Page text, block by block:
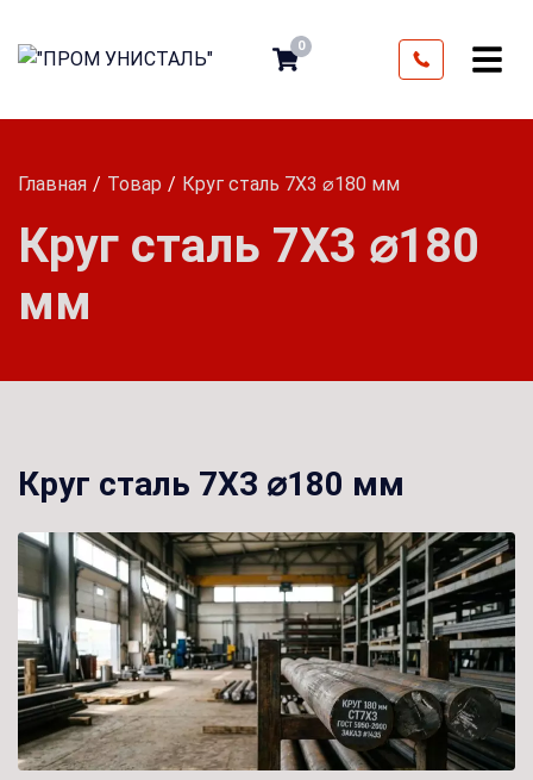
0
Главная Товар Круг сталь 7Х3 ⌀180 мм
Круг сталь 7Х3 ⌀180
мм
Круг сталь 7Х3 ⌀180 мм